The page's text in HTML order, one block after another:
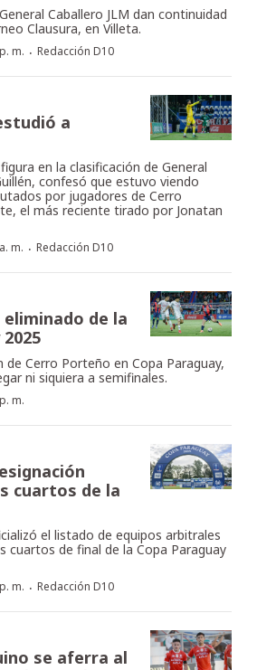
Caballero JLM dan continuidad
Clausura, en Villeta.
m. · Redacción D10
a
en la clasificación de General
confesó que estuvo viendo
por jugadores de Cerro
el más reciente tirado por Jonatan
m. · Redacción D10
de la
de Cerro Porteño en Copa Paraguay,
ni siquiera a semifinales.
m.
cuartos de la
el listado de equipos arbitrales
cuartos de final de la Copa Paraguay
m. · Redacción D10
se aferra al